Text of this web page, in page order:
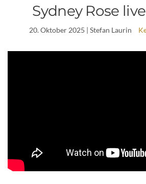
Sydney Rose
20. Oktober 2025 | Stefan Laurin